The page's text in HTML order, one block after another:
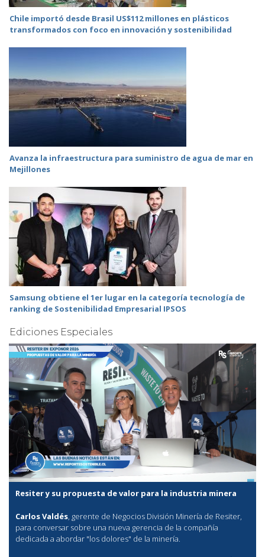
Chile importó desde Brasil US$112 millones en plásticos
transformados con foco en innovación y sostenibilidad
Avanza la infraestructura para suministro de agua de mar en
Mejillones
Samsung obtiene el 1er lugar en la categoría tecnología de
ranking de Sostenibilidad Empresarial IPSOS
Ediciones Especiales
Resiter y su propuesta de valor para la industria minera
Carlos Valdés, gerente de Negocios División Minería de Resiter,
para conversar sobre una nueva gerencia de la compañía
dedicada a abordar "los dolores" de la minería.